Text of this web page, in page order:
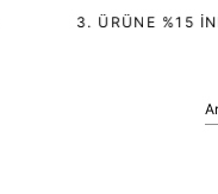
3. ÜRÜNE %15